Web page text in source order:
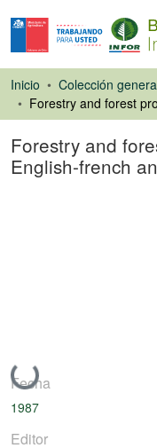
Inicio Colección
Forestry and
English-french
Cargando...
Fecha
1987
Editor